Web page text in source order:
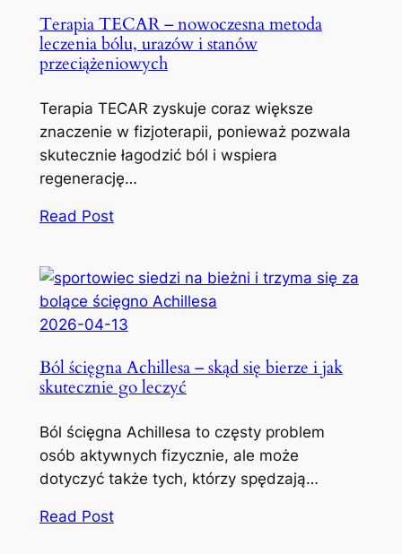
Terapia TECAR – nowoczesna metoda
leczenia bólu, urazów i stanów
przeciążeniowych
Terapia TECAR zyskuje coraz większe
znaczenie w fizjoterapii, ponieważ pozwala
skutecznie łagodzić ból i wspiera
regenerację…
Read Post
2026-04-13
Ból ścięgna Achillesa – skąd się bierze i jak
skutecznie go leczyć
Ból ścięgna Achillesa to częsty problem
osób aktywnych fizycznie, ale może
dotyczyć także tych, którzy spędzają…
Read Post